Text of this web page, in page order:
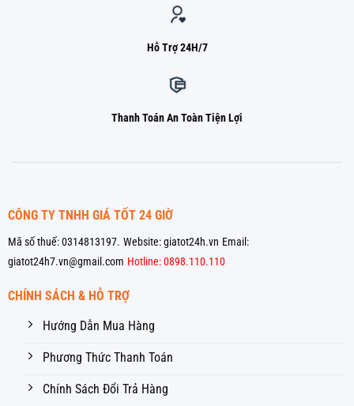
Hỗ Trợ 24H/7
Thanh Toán An Toàn Tiện Lợi
CÔNG TY TNHH GIÁ TỐT 24 GIỜ
Mã số thuế: 0314813197. Website: giatot24h.vn Email:
giatot24h7.vn@gmail.com Hotline: 0898.110.110
CHÍNH SÁCH & HỖ TRỢ
Hướng Dẫn Mua Hàng
Phương Thức Thanh Toán
Chính Sách Đổi Trả Hàng